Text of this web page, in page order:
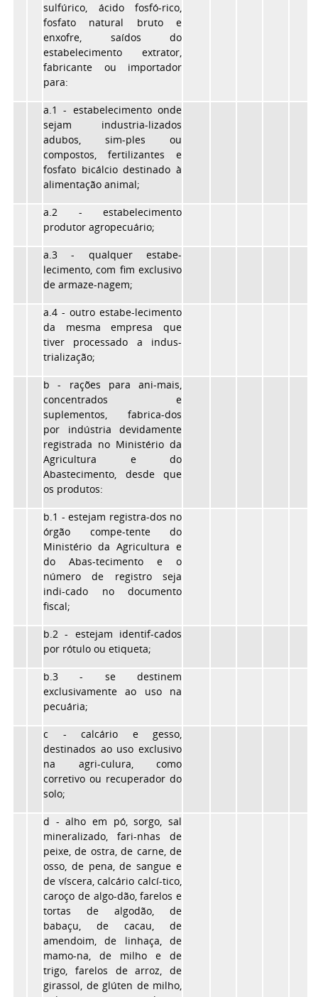
sulfúrico, ácido fosfó-rico,
fosfato natural bruto e
enxofre, saídos do
estabelecimento extrator,
fabricante ou importador
para:
a.1 - estabelecimento onde
sejam industria-lizados
adubos, sim-ples ou
compostos, fertilizantes e
fosfato bicálcio destinado à
alimentação animal;
a.2 - estabelecimento
produtor agropecuário;
a.3 - qualquer estabe-
lecimento, com fim exclusivo
de armaze-nagem;
a.4 - outro estabe-lecimento
da mesma empresa que
tiver processado a indus-
trialização;
b - rações para ani-mais,
concentrados e
suplementos, fabrica-dos
por indústria devidamente
registrada no Ministério da
Agricultura e do
Abastecimento, desde que
os produtos:
b.1 - estejam registra-dos no
órgão compe-tente do
Ministério da Agricultura e
do Abas-tecimento e o
número de registro seja
indi-cado no documento
fiscal;
b.2 - estejam identif-cados
por rótulo ou etiqueta;
b.3 - se destinem
exclusivamente ao uso na
pecuária;
c - calcário e gesso,
destinados ao uso exclusivo
na agri-culura, como
corretivo ou recuperador do
solo;
d - alho em pó, sorgo, sal
mineralizado, fari-nhas de
peixe, de ostra, de carne, de
osso, de pena, de sangue e
de víscera, calcário calcí-tico,
caroço de algo-dão, farelos e
tortas de algodão, de
babaçu, de cacau, de
amendoim, de linhaça, de
mamo-na, de milho e de
trigo, farelos de arroz, de
girassol, de glúten de milho,